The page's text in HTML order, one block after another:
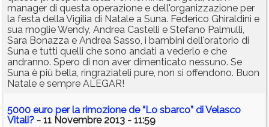
manager di questa operazione e dell'organizzazione per
la festa della Vigilia di Natale a Suna. Federico Ghiraldini e
sua moglie Wendy, Andrea Castelli e Stefano Palmulli,
Sara Bonazza e Andrea Sasso, i bambini dell'oratorio di
Suna e tutti quelli che sono andati a vederlo e che
andranno. Spero di non aver dimenticato nessuno. Se
Suna è più bella, ringraziateli pure, non si offendono. Buon
Natale e sempre ALEGAR!
5000 euro per la rimozione de “Lo sbarco” di Velasco
Vitali? - 11 Novembre 2013 - 11:59